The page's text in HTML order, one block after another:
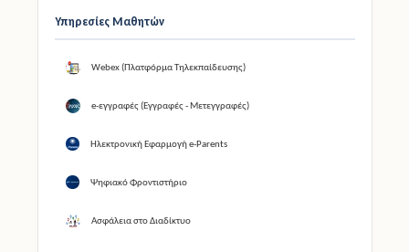
Υπηρεσίες Μαθητών
Webex (Πλατφόρμα Τηλεκπαίδευσης)
e-εγγραφές (Εγγραφές - Μετεγγραφές)
Ηλεκτρονική Εφαρμογή e-Parents
Ψηφιακό Φροντιστήριο
Ασφάλεια στο Διαδίκτυο